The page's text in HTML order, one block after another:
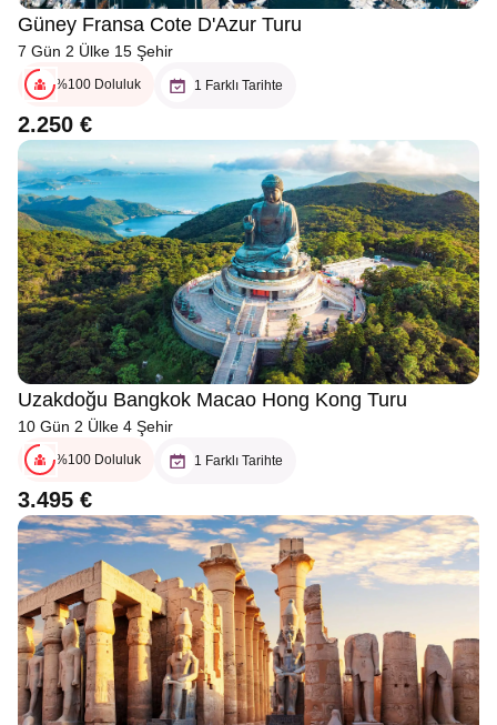
Güney Fransa Cote D'Azur Turu
7 Gün 2 Ülke 15 Şehir
%100 Doluluk 1 Farklı Tarihte
2.250 €
Uzakdoğu Bangkok Macao Hong Kong Turu
10 Gün 2 Ülke 4 Şehir
%100 Doluluk 1 Farklı Tarihte
3.495 €